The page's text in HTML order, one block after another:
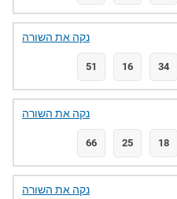
51 16 34
נקה את השורה
66 25 18
נקה את השורה
נקה את השורה